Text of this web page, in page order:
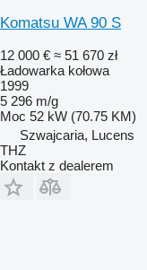
Komatsu WA 90 S
12 000 € ≈ 51 670 zł
Ładowarka kołowa
1999
5 296 m/g
Moc 52 kW (70.75 KM)
Szwajcaria, Lucens
THZ
Kontakt z dealerem